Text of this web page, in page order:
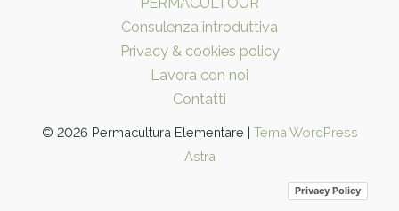
Consulenza introduttiva
Privacy & cookies policy
Lavora con noi
Contatti
© 2026 Permacultura Elementare | Tema WordPress
Astra
Privacy Policy